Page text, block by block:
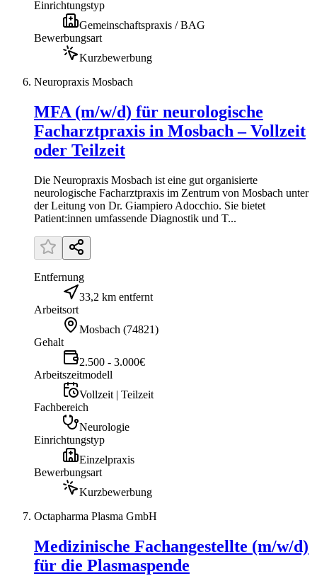
Einrichtungstyp
Gemeinschaftspraxis / BAG
Bewerbungsart
Kurzbewerbung
Neuropraxis Mosbach
MFA (m/w/d) für neurologische
Facharztpraxis in Mosbach – Vollzeit
oder Teilzeit
Die Neuropraxis Mosbach ist eine gut organisierte
neurologische Facharztpraxis im Zentrum von Mosbach unter
der Leitung von Dr. Giampiero Adocchio. Sie bietet
Patient:innen umfassende Diagnostik und T...
Entfernung
33,2 km entfernt
Arbeitsort
Mosbach (74821)
Gehalt
2.500 - 3.000€
Arbeitszeitmodell
Vollzeit | Teilzeit
Fachbereich
Neurologie
Einrichtungstyp
Einzelpraxis
Bewerbungsart
Kurzbewerbung
Octapharma Plasma GmbH
Medizinische Fachangestellte (m/w/d)
für die Plasmaspende